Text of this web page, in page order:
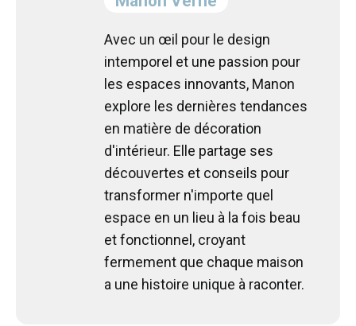
Avec un œil pour le design
intemporel et une passion pour
les espaces innovants, Manon
explore les dernières tendances
en matière de décoration
d'intérieur. Elle partage ses
découvertes et conseils pour
transformer n'importe quel
espace en un lieu à la fois beau
et fonctionnel, croyant
fermement que chaque maison
a une histoire unique à raconter.